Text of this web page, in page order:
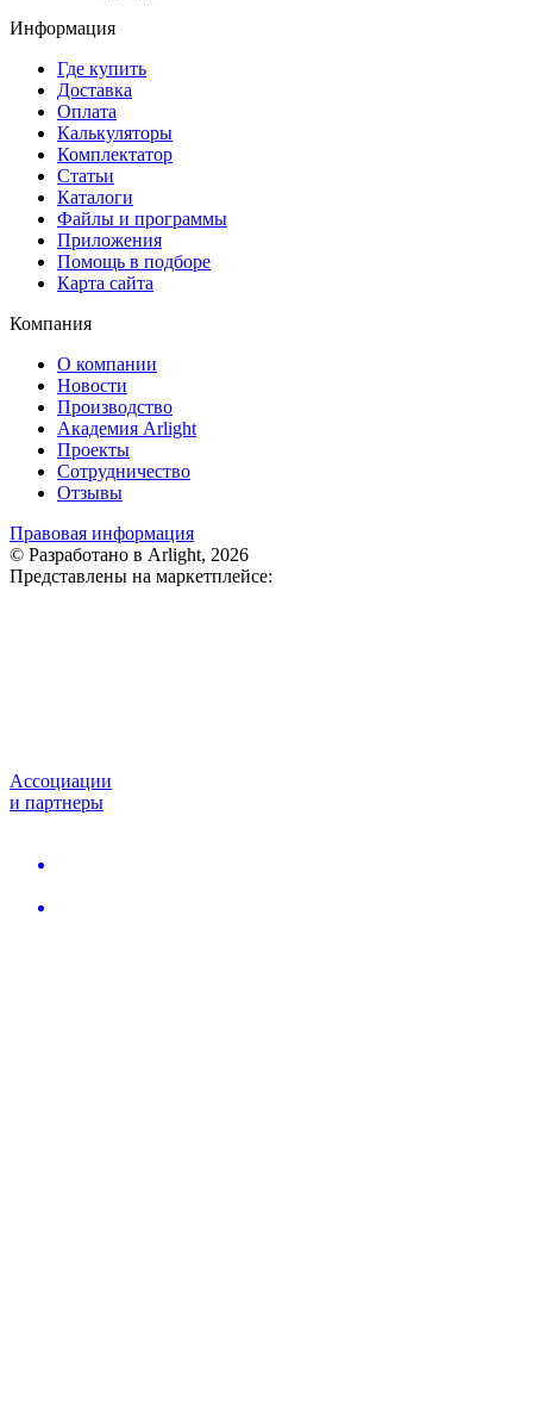
Информация
Где купить
Доставка
Оплата
Калькуляторы
Комплектатор
Статьи
Каталоги
Файлы и программы
Приложения
Помощь в подборе
Карта сайта
Компания
О компании
Новости
Производство
Академия Arlight
Проекты
Сотрудничество
Отзывы
Правовая информация
© Разработано в Arlight, 2026
Представлены на маркетплейсе:
Ассоциации
и партнеры